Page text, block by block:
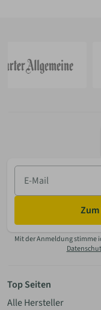
E-
Mail
Mit der Anmeldung stimme
Top Seiten
Alle Hersteller